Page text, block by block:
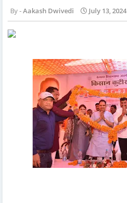
Aakash Dwivedi July 13, 2024